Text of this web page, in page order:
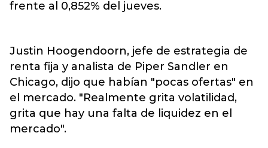
frente al 0,852% del jueves.
Justin Hoogendoorn, jefe de estrategia de
renta fija y analista de Piper Sandler en
Chicago, dijo que habían "pocas ofertas" en
el mercado. "Realmente grita volatilidad,
grita que hay una falta de liquidez en el
mercado".